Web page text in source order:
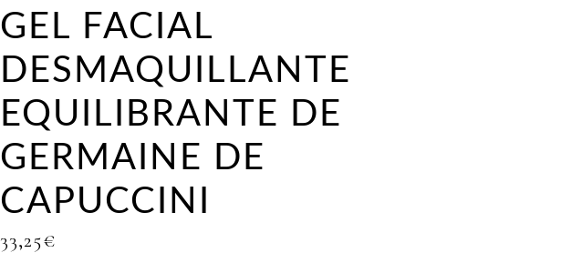
GEL FACIAL
DESMAQUILLANTE
EQUILIBRANTE DE
GERMAINE DE
CAPUCCINI
33,25€